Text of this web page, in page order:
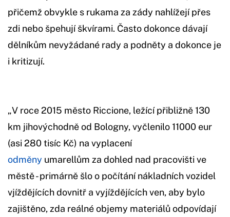
přičemž obvykle s rukama za zády nahlížejí přes
zdi nebo špehují škvírami. Často dokonce dávají
dělníkům nevyžádané rady a podněty a dokonce je
i kritizují.
„V roce 2015 město Riccione, ležící přibližně 130
km jihovýchodně od Bologny, vyčlenilo 11000 eur
(asi 280 tisíc Kč) na vyplacení
odměny umarellům za dohled nad pracovišti ve
městě - primárně šlo o počítání nákladních vozidel
vjíždějících dovnitř a vyjíždějících ven, aby bylo
zajištěno, zda reálné objemy materiálů odpovídají